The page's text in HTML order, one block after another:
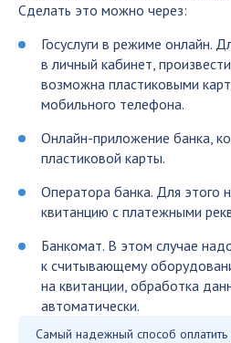
Сделать это можно через:
Госуслуги в режиме онлайн.
в личный кабинет,
возможна пластиковыми
мобильного телефона.
Онлайн-приложение банка,
пластиковой карты.
Оператора банка. Для этого
квитанцию с платежными
Банкомат. В этом случае
к считывающему
на квитанции, обработка
автоматически.
Самый надежный способ